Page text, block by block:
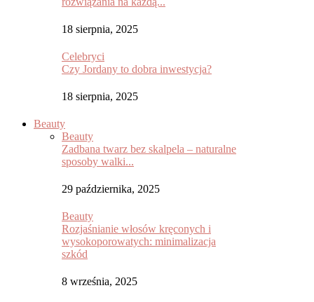
18 sierpnia, 2025
Celebryci
Czy Jordany to dobra inwestycja?
18 sierpnia, 2025
Beauty
Beauty
Zadbana twarz bez skalpela – naturalne
sposoby walki...
29 października, 2025
Beauty
Rozjaśnianie włosów kręconych i
wysokoporowatych: minimalizacja
szkód
8 września, 2025